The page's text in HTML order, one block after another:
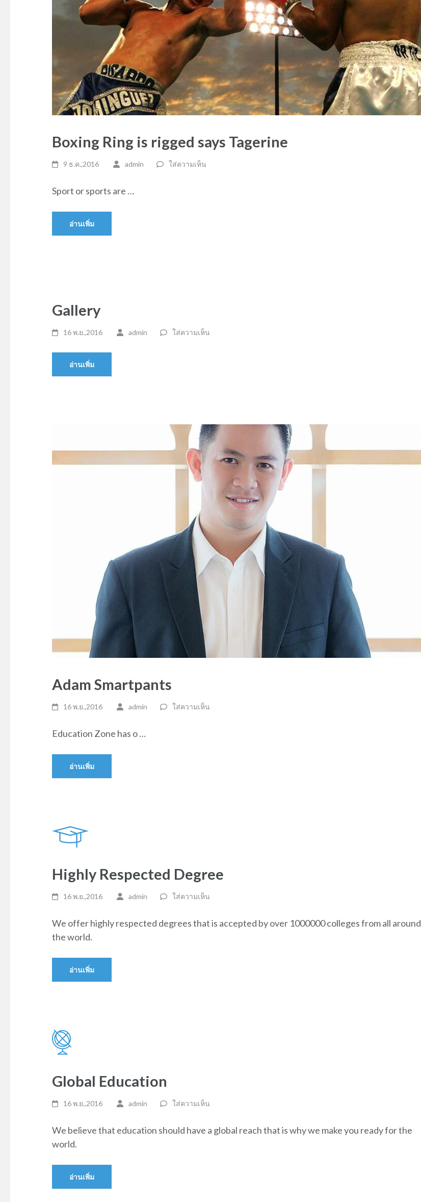
Boxing Ring is rigged says Tagerine
9 ธ.ค.,2016 admin ใส่ความเห็น
Sport or sports are …
อ่านเพิ่ม
Gallery
16 พ.ย.,2016 admin ใส่ความเห็น
อ่านเพิ่ม
Adam Smartpants
16 พ.ย.,2016 admin ใส่ความเห็น
Education Zone has o …
อ่านเพิ่ม
Highly Respected Degree
16 พ.ย.,2016 admin ใส่ความเห็น
We offer highly respected degrees that is accepted by over 1000000 colleges from all around
the world.
อ่านเพิ่ม
Global Education
16 พ.ย.,2016 admin ใส่ความเห็น
We believe that education should have a global reach that is why we make you ready for the
world.
อ่านเพิ่ม